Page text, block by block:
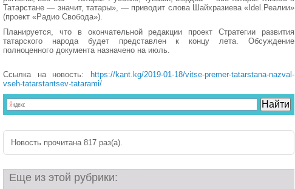
Татарстане — значит, татары», — приводит слова Шайхразиева «Idel.Реалии»
(проект «Радио Свобода»).
Планируется, что в окончательной редакции проект Стратегии развития
татарского народа будет представлен к концу лета. Обсуждение
полноценного документа назначено на июль.
Ссылка на новость:
https://kant.kg/2019-01-18/vitse-premer-tatarstana-nazval-
vseh-tatarstantsev-tatarami/
Новость прочитана 817 раз(a).
Еще из этой рубрики: